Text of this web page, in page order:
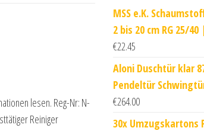
lesen. Reg-Nr: N-
Reiniger
MSS e.K.
2 bis 20 cm RG 25/
€22.45
Aloni Duschtür klar
Pendeltür
€264.00
30x Umzugskartons